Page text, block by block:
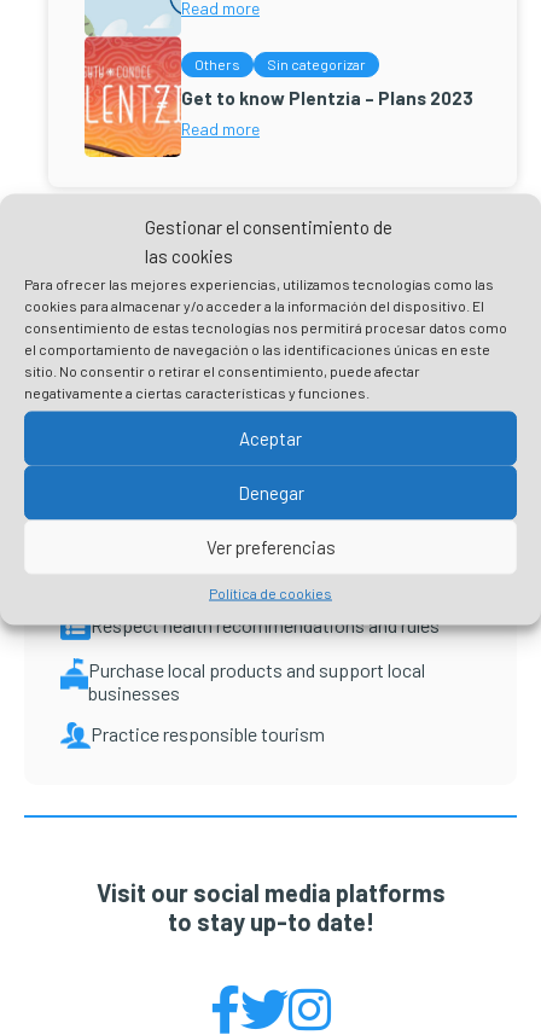
Gestionar el consentimiento de
las cookies
Para ofrecer las mejores experiencias, utilizamos tecnologías como las
cookies para almacenar y/o acceder a la información del dispositivo. El
consentimiento de estas tecnologías nos permitirá procesar datos como
el comportamiento de navegación o las identificaciones únicas en este
sitio. No consentir o retirar el consentimiento, puede afectar
negativamente a ciertas características y funciones.
Aceptar
Denegar
Ver preferencias
Política de cookies
Read more
Others Sin categorizar
Get to know Plentzia – Plans 2023
Read more
Sidebar
Practice responsible tourism to take
care of Plentzia
Prepare your visit
Respect the environment and minimise your
Respect health recommendations and rules
Purchase local products and support local
businesses
Practice responsible tourism
Visit our social media platforms
to stay up-to date!